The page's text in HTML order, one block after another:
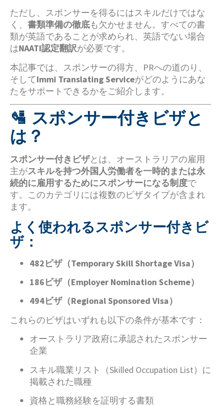
ただし、スポンサーを得るにはスキルだけではな
く、 書類準備の徹底も欠かせません。すべての書
類が英語であることが求められ、英語でない場合
はNAATI認定翻訳が必要です。
本記事では、スポンサーの得方、PRへの道のり、
そしてImmi Translating Serviceがどのようにあな
たをサポートできるかをご紹介します。
🛂 スポンサー付きビザと
は？
スポンサー付きビザとは、オーストラリアの雇用
主がスキルを持つ外国人労働者を一時的または永
続的に雇用するためにスポンサーになる制度で
す。このカテゴリには複数のビザタイプが含まれ
ます。
よく使われるスポンサー付きビ
ザ：
482ビザ（Temporary Skill Shortage Visa）
186ビザ（Employer Nomination Scheme）
494ビザ（Regional Sponsored Visa）
これらのビザはいずれも以下の条件が基本です：
オーストラリア政府に承認されたスポンサー
企業
スキル職業リスト（Skilled Occupation List）に
掲載された職種
資格と職務経験を証明する書類